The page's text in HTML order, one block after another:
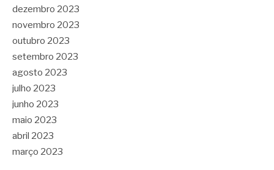
dezembro 2023
novembro 2023
outubro 2023
setembro 2023
agosto 2023
julho 2023
junho 2023
maio 2023
abril 2023
março 2023